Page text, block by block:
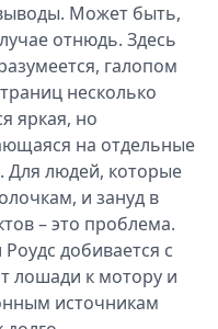
Может быть,
отнюдь. Здесь
галопом
несколько
яркая, но
на отдельные
Для людей, которые
и зануд в
– это проблема.
добивается с
лошади к мотору и
источникам